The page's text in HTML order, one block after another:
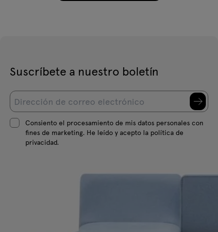
Suscríbete a nuestro boletín
Consiento el procesamiento de mis datos personales con
fines de marketing. He leído y acepto la política de
privacidad.